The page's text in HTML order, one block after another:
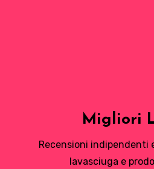
Migliori
Recensioni
lavasciuga e